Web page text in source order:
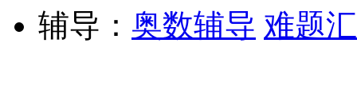
辅导： 奥数辅导 难题